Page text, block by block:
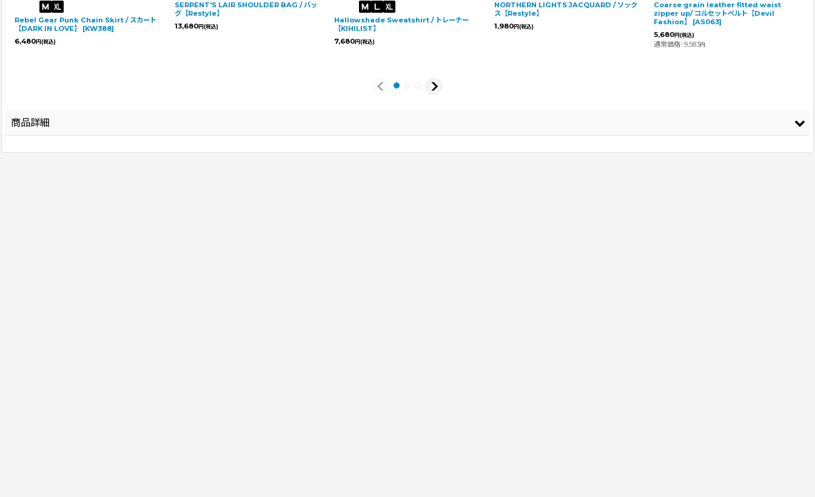
Rebel Gear Punk Chain Skirt / スカート
【DARK IN LOVE】
[KW388]
6,480円 (税込)
SERPENT'S LAIR SHOULDER BAG / バッ
グ【Restyle】
13,680円 (税込)
Hallowshade Sweatshirt / トレーナー
【KIHILIST】
7,680円(税込)
NORTHERN LIGHTS JACQUARD / ソック
ス【Restyle】
1,980円 (税込)
Coarse grain leather fitted waist
zipper up/ コルセットベルト【Devil
Fashion】
[AS063]
5,680円(税込)
通常価格: 9,583円
商品詳細
登録年 2025